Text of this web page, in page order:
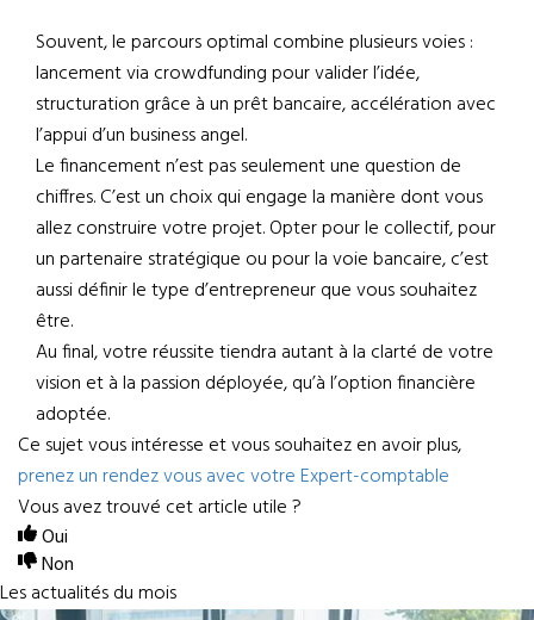
Souvent, le parcours optimal combine plusieurs voies :
lancement via crowdfunding pour valider l’idée,
structuration grâce à un prêt bancaire, accélération avec
l’appui d’un business angel.
Le financement n’est pas seulement une question de
chiffres. C’est un choix qui engage la manière dont vous
allez construire votre projet. Opter pour le collectif, pour
un partenaire stratégique ou pour la voie bancaire, c’est
aussi définir le type d’entrepreneur que vous souhaitez
être.
Au final, votre réussite tiendra autant à la clarté de votre
vision et à la passion déployée, qu’à l’option financière
adoptée.
Ce sujet vous intéresse et vous souhaitez en avoir plus,
prenez un rendez vous avec votre Expert-comptable
Vous avez trouvé cet article utile ?
Oui
Non
Les actualités du mois